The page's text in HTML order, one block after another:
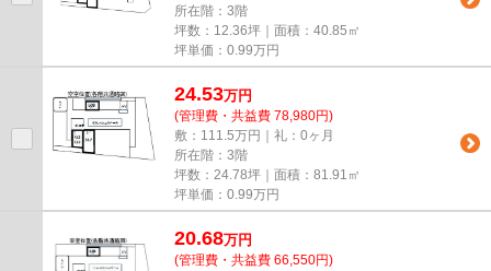
所在階：3階
坪数：12.36坪｜面積：40.85㎡
坪単価： 0.99万円
24.53万円
(管理費・共益費 78,980円)
敷：111.5万円｜礼：0ヶ月
所在階：3階
坪数：24.78坪｜面積：81.91㎡
坪単価： 0.99万円
20.68万円
(管理費・共益費 66,550円)